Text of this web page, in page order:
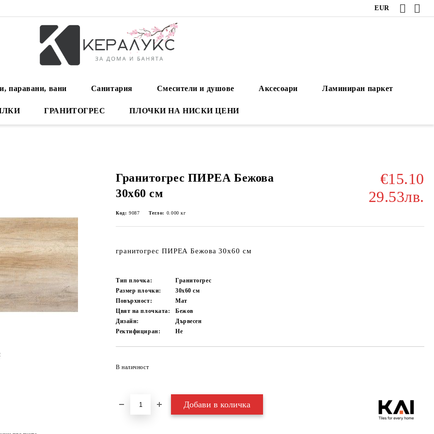
EUR
паравани, вани Санитария Смесители и душове Аксесоари Ламиниран паркет
ГРАНИТОГРЕС ПЛОЧКИ НА НИСКИ ЦЕНИ
Гранитогрес ПИРЕА Бежова
30х60 см
€15.10
29.53лв.
Код: 9087 Тегло: 0.000 кг
гранитогрес ПИРЕА Бежова 30х60 см
Тип плочка:
Гранитогрес
Размер плочки:
30x60см
Повърхност:
Мат
Цвят на плочката:
Бежов
Дизайн:
Дървесен
Ректифициран:
Не
В наличност